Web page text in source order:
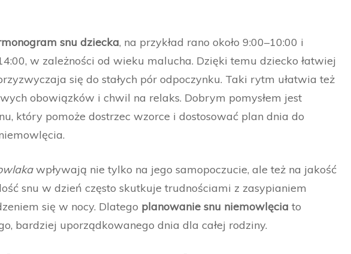
snu dziecka, na przykład rano około 9:00–10:00 i
w zależności od wieku malucha. Dzięki temu dziecko łatwiej
się do stałych pór odpoczynku. Taki rytm ułatwia też
obowiązków i chwil na relaks. Dobrym pomysłem jest
który pomoże dostrzec wzorce i dostosować plan dnia do
wpływają nie tylko na jego samopoczucie, ale też na jakość
snu w dzień często skutkuje trudnościami z zasypianiem
się w nocy. Dlatego planowanie snu niemowlęcia to
bardziej uporządkowanego dnia dla całej rodziny.